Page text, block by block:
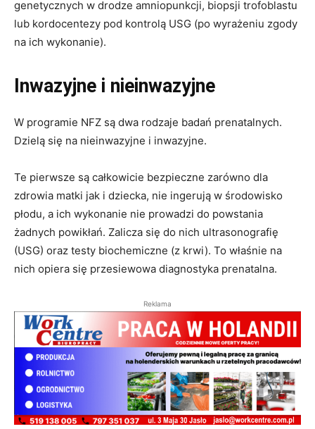
genetycznych w drodze amniopunkcji, biopsji trofoblastu
lub kordocentezy pod kontrolą USG (po wyrażeniu zgody
na ich wykonanie).
Inwazyjne i nieinwazyjne
W programie NFZ są dwa rodzaje badań prenatalnych.
Dzielą się na nieinwazyjne i inwazyjne.
Te pierwsze są całkowicie bezpieczne zarówno dla
zdrowia matki jak i dziecka, nie ingerują w środowisko
płodu, a ich wykonanie nie prowadzi do powstania
żadnych powikłań. Zalicza się do nich ultrasonografię
(USG) oraz testy biochemiczne (z krwi). To właśnie na
nich opiera się przesiewowa diagnostyka prenatalna.
Reklama